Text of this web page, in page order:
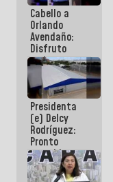
Cabello a
Orlando
Avendaño:
Disfruto
cada vez
que escribes
porque lo
que haces
es
embarrarla
Presidenta
(e) Delcy
Rodríguez:
Pronto
restableceremos
las
operaciones